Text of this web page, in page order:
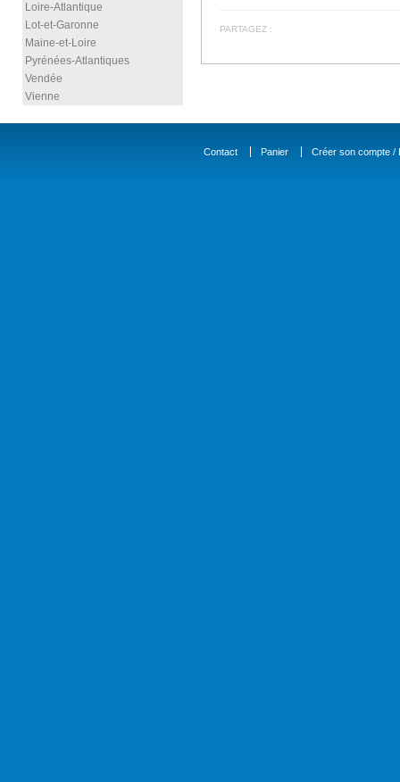
Loire-Atlantique
Lot-et-Garonne
Maine-et-Loire
Pyrénées-Atlantiques
Vendée
Vienne
PARTAGEZ :
Contact Panier Créer son compte /